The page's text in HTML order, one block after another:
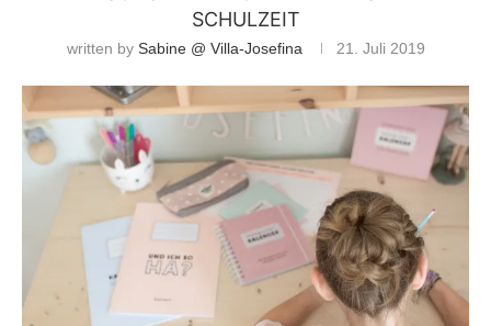
SCHULZEIT
written by Sabine @ Villa-Josefina 21. Juli 2019